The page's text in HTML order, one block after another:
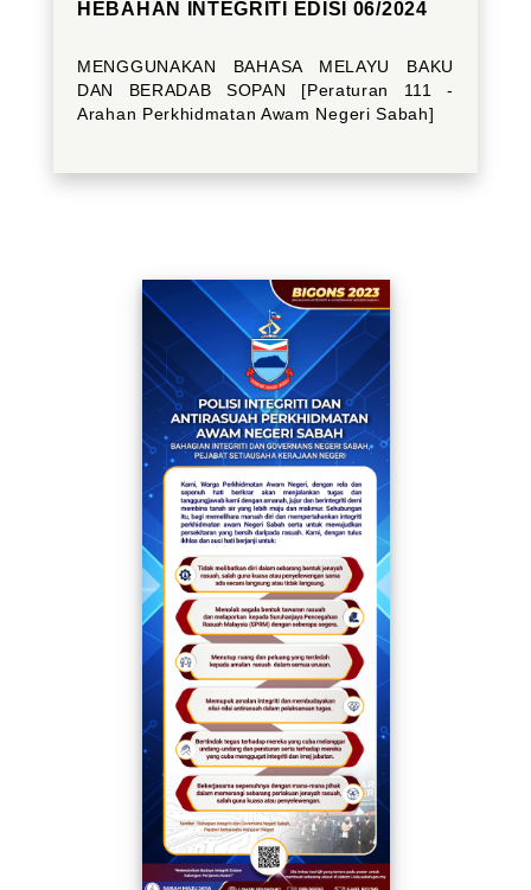
HEBAHAN INTEGRITI EDISI 06/2024
MENGGUNAKAN BAHASA MELAYU BAKU
DAN BERADAB SOPAN [Peraturan 111 -
Arahan Perkhidmatan Awam Negeri Sabah]